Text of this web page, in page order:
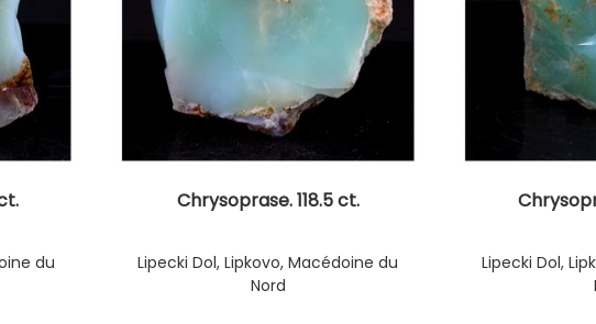
du
Chrysoprase. 118.5 ct.
Lipecki Dol, Lipkovo, Macédoine du
Nord
Lipecki Dol,